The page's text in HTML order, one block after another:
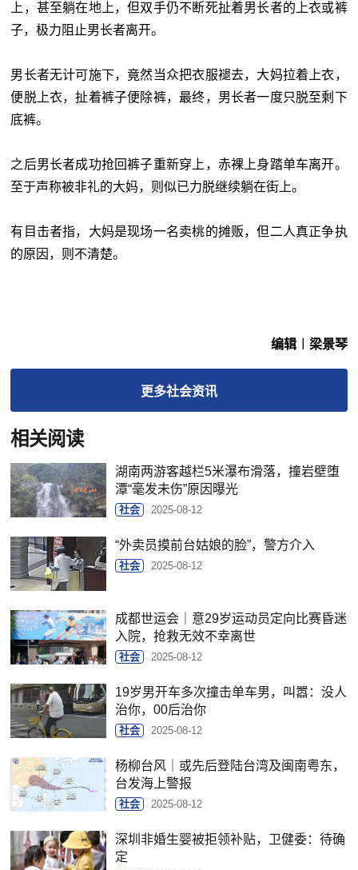
上，甚至躺在地上，但双手仍不断死扯着男长者的上衣或裤
子，极力阻止男长者离开。
男长者无计可施下，竟然当众把衣服褪去，大妈拉着上衣，
便脱上衣，扯着裤子便除裤，最终，男长者一度只脱至剩下
底裤。
之后男长者成功抢回裤子重新穿上，赤裸上身踏单车离开。
至于声称被非礼的大妈，则似已力脱继续躺在街上。
有目击者指，大妈是现场一名卖桃的摊贩，但二人真正争执
的原因，则不清楚。
编辑︱梁景琴
更多社会资讯
相关阅读
湖南两游客越栏5米瀑布滑落，撞岩壁堕
潭“毫发未伤”原因曝光
社会 2025-08-12
“外卖员摸前台姑娘的脸”，警方介入
社会 2025-08-12
成都世运会｜意29岁运动员定向比赛昏迷
入院，抢救无效不幸离世
社会 2025-08-12
19岁男开车多次撞击单车男，叫嚣：没人
治你，00后治你
社会 2025-08-12
杨柳台风｜或先后登陆台湾及闽南粤东，
台发海上警报
社会 2025-08-12
深圳非婚生婴被拒领补贴，卫健委：待确
定